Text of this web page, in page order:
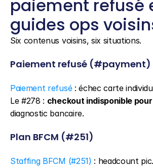
paiement refusé
guides ops
Six contenus voisins, six situations.
Paiement refusé (#payment)
Paiement refusé : échec carte
Le #278 : checkout indisponible
diagnostic bancaire.
Plan BFCM (#251)
Staffing BFCM (#251)